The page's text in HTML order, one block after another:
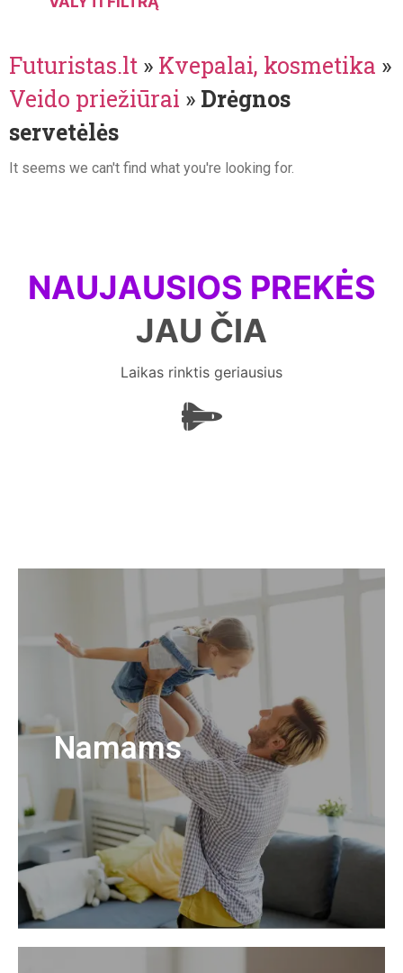
Futuristas.lt » Kvepalai, kosmetika »
Veido priežiūrai » Drėgnos
servetėlės
It seems we can't find what you're looking for.
NAUJAUSIOS PREKĖS
JAU ČIA
Laikas rinktis geriausius
Namams